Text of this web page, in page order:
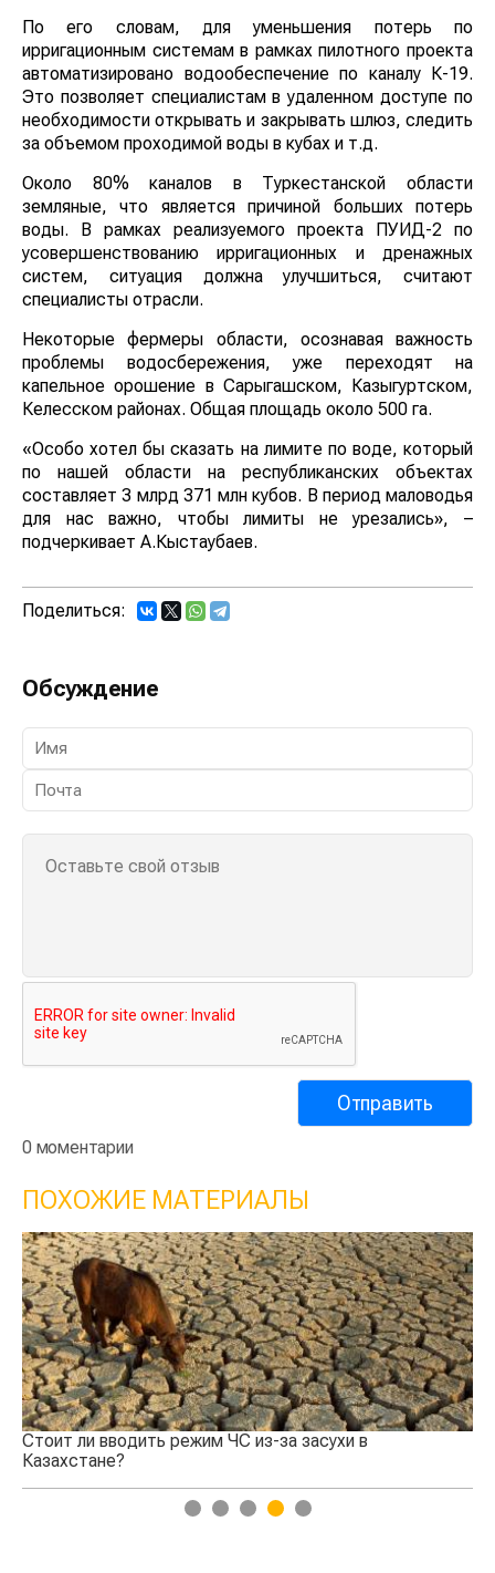
По его словам, для уменьшения потерь по
ирригационным системам в рамках пилотного проекта
автоматизировано водообеспечение по каналу К-19.
Это позволяет специалистам в удаленном доступе по
необходимости открывать и закрывать шлюз, следить
за объемом проходимой воды в кубах и т.д.
Около 80% каналов в Туркестанской области
земляные, что является причиной больших потерь
воды. В рамках реализуемого проекта ПУИД-2 по
усовершенствованию ирригационных и дренажных
систем, ситуация должна улучшиться, считают
специалисты отрасли.
Некоторые фермеры области, осознавая важность
проблемы водосбережения, уже переходят на
капельное орошение в Сарыгашском, Казыгуртском,
Келесском районах. Общая площадь около 500 га.
«Особо хотел бы сказать на лимите по воде, который
по нашей области на республиканских объектах
составляет 3 млрд 371 млн кубов. В период маловодья
для нас важно, чтобы лимиты не урезались», –
подчеркивает А.Кыстаубаев.
Поделиться:
Обсуждение
0 моментарии
ПОХОЖИЕ МАТЕРИАЛЫ
Космомониторинг показал возрождение
растительности в дельте реки Или
1 2 3 4 5